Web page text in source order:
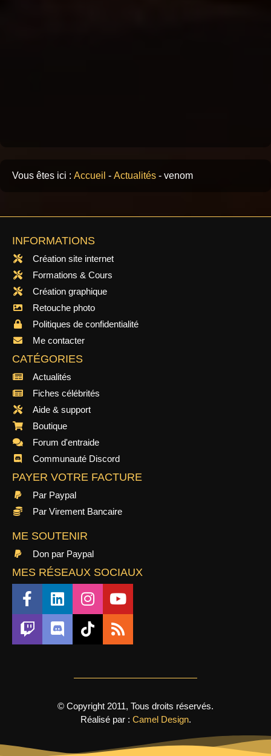
Vous êtes ici : Accueil - Actualités - venom
INFORMATIONS
Création site internet
Formations & Cours
Création graphique
Retouche photo
Politiques de confidentialité
Me contacter
CATÉGORIES
Actualités
Fiches célébrités
Aide & support
Boutique
Forum d'entraide
Communauté Discord
PAYER VOTRE FACTURE
Par Paypal
Par Virement Bancaire
ME SOUTENIR
Don par Paypal
MES RÉSEAUX SOCIAUX
© Copyright 2011, Tous droits réservés.
Réalisé par : Camel Design.